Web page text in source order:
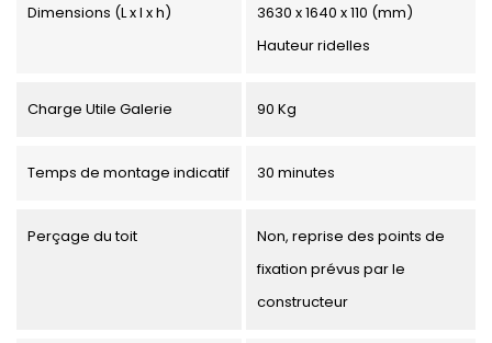
Dimensions (L x l x h)
3630 x 1640 x 110 (mm)
Hauteur ridelles
Charge Utile Galerie 90 Kg
Temps de montage indicatif 30 minutes
Perçage du toit
Non, reprise des points de
fixation prévus par le
constructeur